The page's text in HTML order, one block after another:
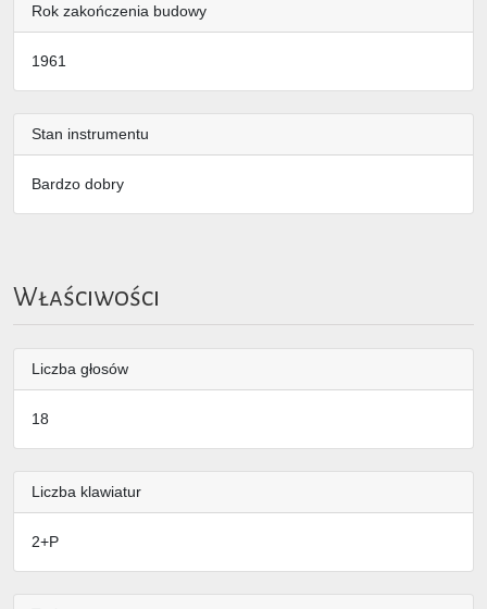
Rok zakończenia budowy
1961
Stan instrumentu
Bardzo dobry
Właściwości
Liczba głosów
18
Liczba klawiatur
2+P